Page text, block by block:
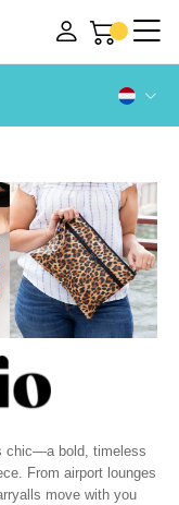
chic—a bold, timeless
From airport lounges
move with you